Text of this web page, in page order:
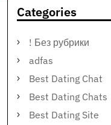
Categories
! Без рубрики
adfas
Best Dating Chat
Best Dating Chats
Best Dating Site